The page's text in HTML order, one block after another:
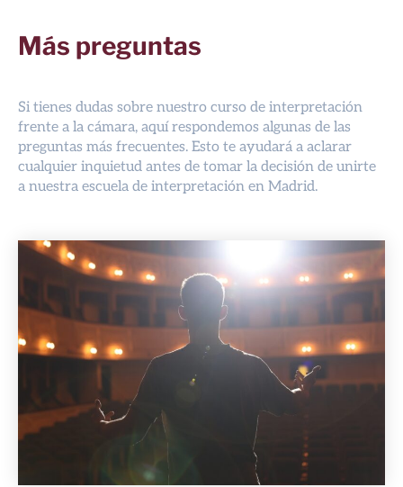
Más preguntas
Si tienes dudas sobre nuestro curso de interpretación
frente a la cámara, aquí respondemos algunas de las
preguntas más frecuentes. Esto te ayudará a aclarar
cualquier inquietud antes de tomar la decisión de unirte
a nuestra escuela de interpretación en Madrid.